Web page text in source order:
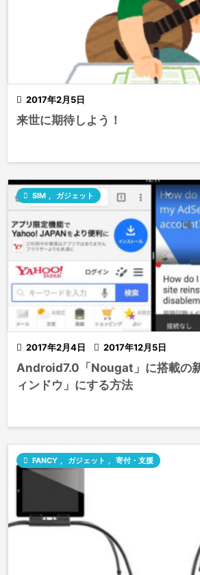
 2017年2月5日
来世に期待しよう！
 2017年2月4日  2017年12月5日
 SIM , ガジェット
Android7.0「Nougat」に搭載の
ィンドウ」にする方法
 FANCY ガジェット 寄付・支援